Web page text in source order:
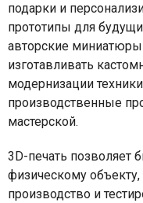
подарки и
прототипы для
авторские
изготавливать
модернизации
производственные
мастерской.
3D-печать позволяет
физическому
производство и